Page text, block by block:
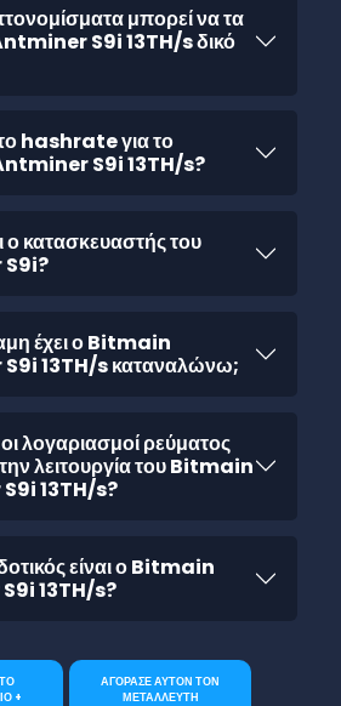
μπορεί να τα
S9i 13TH/s δικό
το hashrate για το
S9i 13TH/s?
ο κατασκευαστής του
έχει ο Bitmain
13TH/s καταναλώνω;
οι λογαριασμοί ρεύματος
λειτουργία του Bitmain
13TH/s?
είναι ο Bitmain
13TH/s?
+
ΑΓΟΡΑΣΕ ΑΥΤΟΝ ΤΟΝ
ΜΕΤΑΛΛΕΥΤΗ